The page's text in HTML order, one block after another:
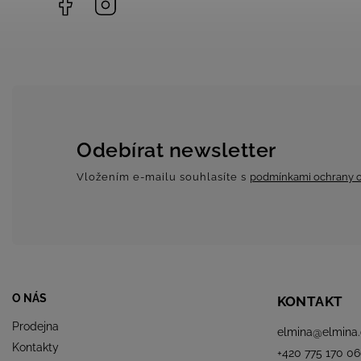
O NÁS
Prodejna
Kontakty
KONTAKT
elmina@
+420 775 170
Odebírat newsletter
Vložením e-mailu souhlasíte s podmínkami ochrany